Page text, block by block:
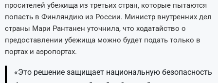
просителей убежища из третьих стран, которые пытаются
попасть в Финляндию из России. Министр внутренних дел
страны Мари Рантанен уточнила, что ходатайство о
предоставлении убежища можно будет подать только в
портах и аэропортах.
«Это решение защищает национальную безопасность